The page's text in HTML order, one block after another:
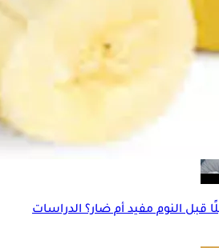
تناول ماء القرنفل قبل النوم؟
قبل النوم مفيد أم ضار؟ الدراسات